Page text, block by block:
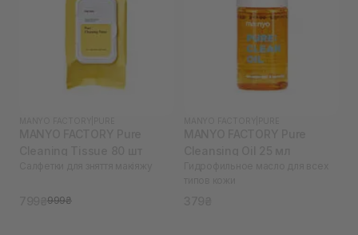
999₴